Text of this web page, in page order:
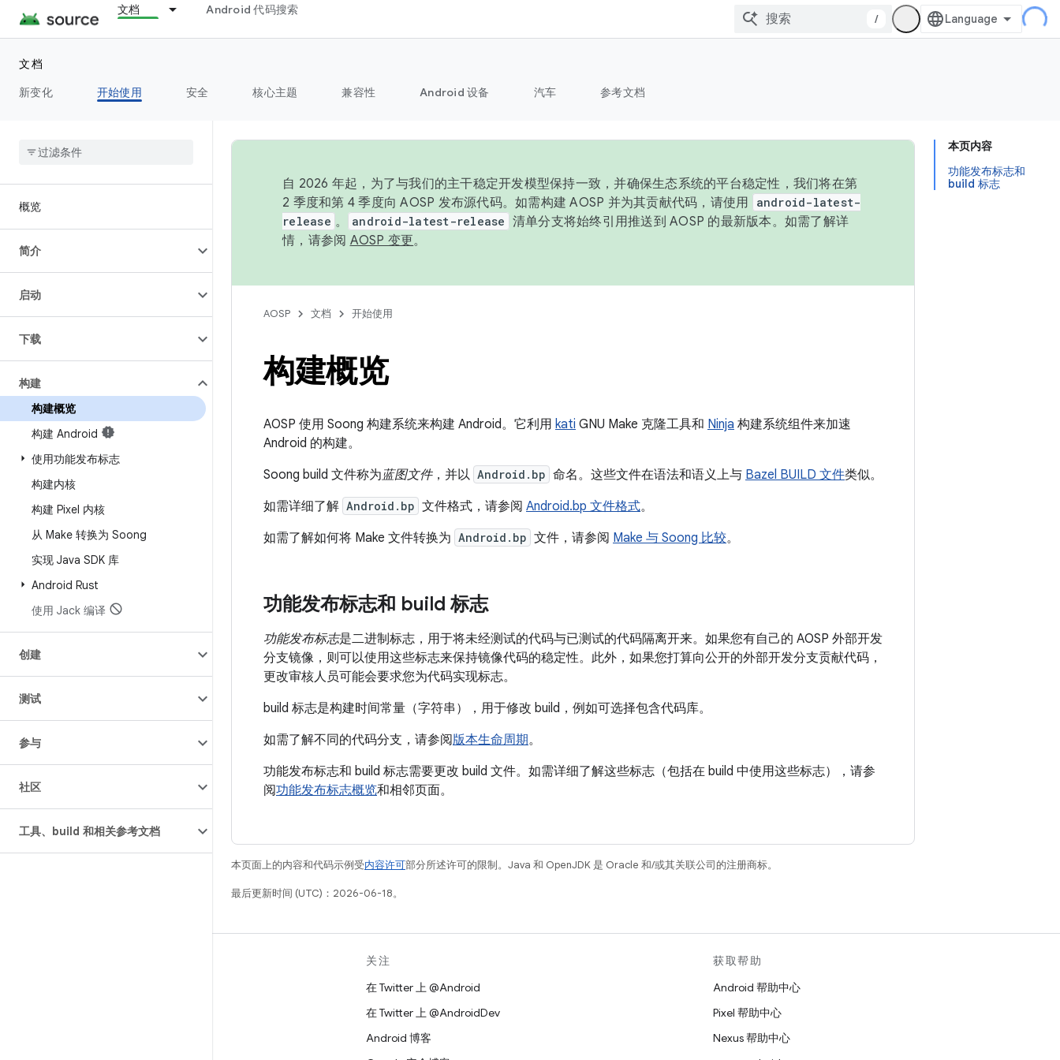
文档 Android 代码搜索
/
文档
新变化
开始使用 安全 核心主题 兼容性 Android 设备 汽车 参考文档
概览
简介
启动
下载
构建
构建概览
构建 Android
使用功能发布标志
构建内核
构建 Pixel 内核
从 Make 转换为 Soong
实现 Java SDK 库
Android Rust
使用 Jack 编译
创建
测试
参与
社区
工具、build 和相关参考文档
本页内容
功能发布标志和
build 标志
自 2026 年起，为了与我们的主干稳定开发模型保持一致，并确保生态系统的平台稳定性，我们将在第
2 季度和第 4 季度向 AOSP 发布源代码。如需构建 AOSP 并为其贡献代码，请使用
android-latest-
release 。 android-latest-release 清单分支将始终引用推送到 AOSP 的最新版本。如需了解详
情，请参阅 AOSP 变更。
AOSP 文档 开始使用
构建概览
AOSP 使用 Soong 构建系统来构建 Android。它利用 kati GNU Make 克隆工具和 Ninja 构建系统组件来加速
Android 的构建。
Soong build 文件称为蓝图文件，并以 Android.bp 命名。这些文件在语法和语义上与 Bazel BUILD 文件类似。
如需详细了解 Android.bp 文件格式，请参阅 Android.bp 文件格式。
如需了解如何将 Make 文件转换为 Android.bp 文件，请参阅 Make 与 Soong 比较。
功能发布标志和 build 标志
功能发布标志是二进制标志，用于将未经测试的代码与已测试的代码隔离开来。如果您有自己的 AOSP 外部开发
分支镜像，则可以使用这些标志来保持镜像代码的稳定性。此外，如果您打算向公开的外部开发分支贡献代码，
更改审核人员可能会要求您为代码实现标志。
build 标志是构建时间常量（字符串），用于修改 build，例如可选择包含代码库。
如需了解不同的代码分支，请参阅版本生命周期。
功能发布标志和 build 标志需要更改 build 文件。如需详细了解这些标志（包括在 build 中使用这些标志），请参
阅功能发布标志概览和相邻页面。
本页面上的内容和代码示例受内容许可部分所述许可的限制。Java 和 OpenJDK 是 Oracle 和/或其关联公司的注册商标。
最后更新时间 (UTC)：2026-06-18。
关注
在 Twitter 上 @Android
在 Twitter 上 @AndroidDev
Android 博客
获取帮助
Android 帮助中心
Pixel 帮助中心
Nexus 帮助中心